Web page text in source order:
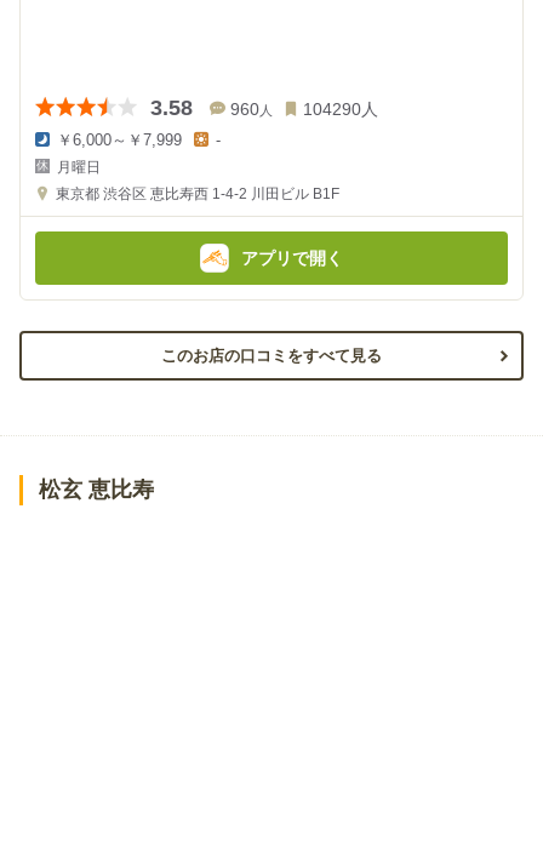
3.58 960人 104290人
夜
の
金
￥6,000～￥7,999
金
額
-
月曜日
東京都 渋谷区 恵比寿西 1-4-2 川田ビル B1F
アプリで開く
このお店の口コミをすべて見る
松玄 恵比寿